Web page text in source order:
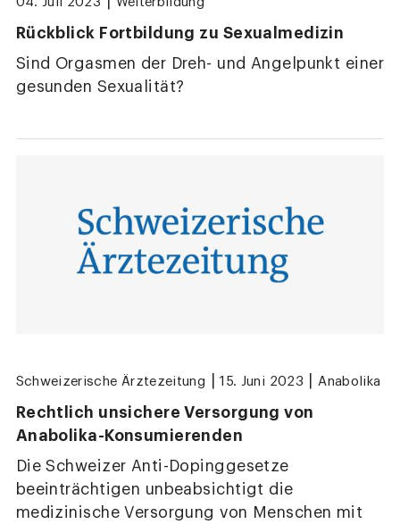
Rückblick Fortbildung zu Sexualmedizin
Sind Orgasmen der Dreh- und Angelpunkt einer
gesunden Sexualität?
Schweizerische Ärztezeitung 15. Juni 2023 Anabolika
Rechtlich unsichere Versorgung von
Anabolika-Konsumierenden
Die Schweizer Anti-Dopinggesetze
beeinträchtigen unbeabsichtigt die
medizinische Versorgung von Menschen mit